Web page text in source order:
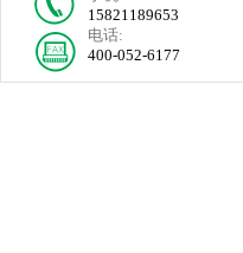
15821189653
电话:
400-052-6177